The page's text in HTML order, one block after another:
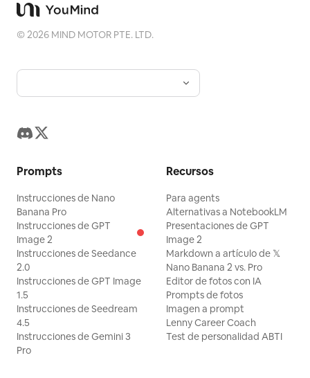
©2026 MIND MOTOR PTE. LTD.
Prompts
Instrucciones de Nano
Banana Pro
Instrucciones de GPT
Image 2
Instrucciones de Seedance
2.0
Instrucciones de GPT Image
1.5
Instrucciones de Seedream
4.5
Instrucciones de Gemini 3
Pro
Recursos
Para agents
Alternativas a NotebookLM
Presentaciones de GPT
Image 2
Markdown a artículo de 𝕏
Nano Banana 2 vs. Pro
Editor de fotos con IA
Prompts de fotos
Imagen a prompt
Lenny Career Coach
Test de personalidad ABTI